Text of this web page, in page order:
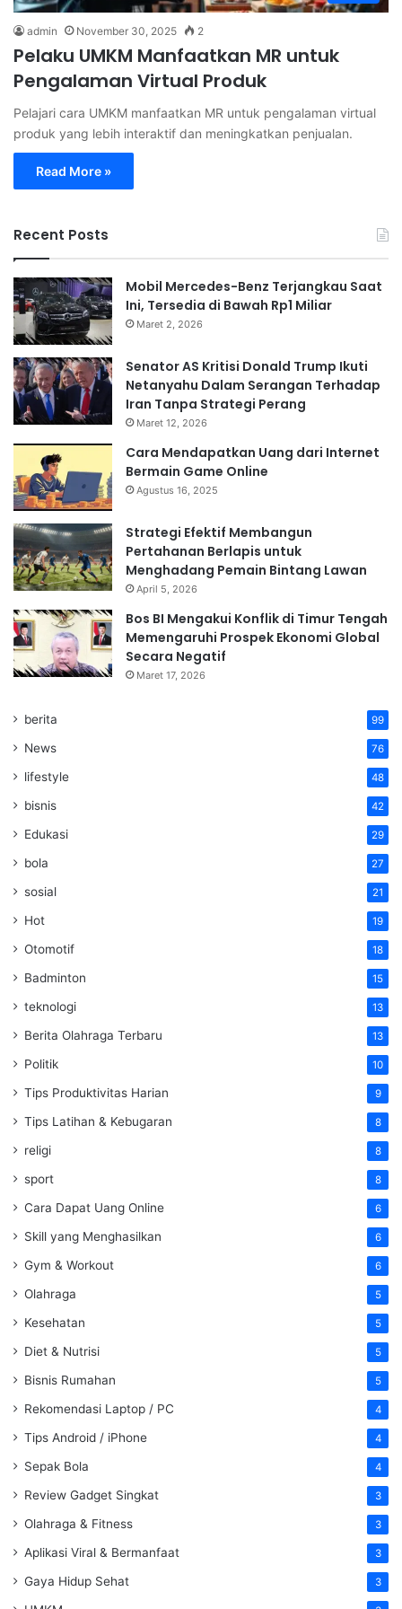
admin November 30, 2025 2
⁠Pelaku UMKM Manfaatkan MR untuk
Pengalaman Virtual Produk
Pelajari cara UMKM manfaatkan MR untuk pengalaman virtual
produk yang lebih interaktif dan meningkatkan penjualan.
Read More »
Recent Posts
Mobil Mercedes-Benz Terjangkau Saat
Ini, Tersedia di Bawah Rp1 Miliar
Maret 2, 2026
Senator AS Kritisi Donald Trump Ikuti
Netanyahu Dalam Serangan Terhadap
Iran Tanpa Strategi Perang
Maret 12, 2026
Cara Mendapatkan Uang dari Internet
Bermain Game Online
Agustus 16, 2025
Strategi Efektif Membangun
Pertahanan Berlapis untuk
Menghadang Pemain Bintang Lawan
April 5, 2026
Bos BI Mengakui Konflik di Timur Tengah
Memengaruhi Prospek Ekonomi Global
Secara Negatif
Maret 17, 2026
berita 99
News 76
lifestyle 48
bisnis 42
Edukasi 29
bola 27
sosial 21
Hot 19
Otomotif 18
Badminton 15
teknologi 13
Berita Olahraga Terbaru 13
Politik 10
Tips Produktivitas Harian 9
Tips Latihan & Kebugaran 8
religi 8
sport 8
Cara Dapat Uang Online 6
Skill yang Menghasilkan 6
Gym & Workout 6
Olahraga 5
Kesehatan 5
Diet & Nutrisi 5
Bisnis Rumahan 5
Rekomendasi Laptop / PC 4
Tips Android / iPhone 4
Sepak Bola 4
Review Gadget Singkat 3
Olahraga & Fitness 3
Aplikasi Viral & Bermanfaat 3
Gaya Hidup Sehat 3